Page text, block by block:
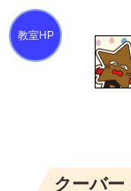
クーバー